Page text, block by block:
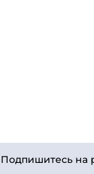
Подпишитесь на